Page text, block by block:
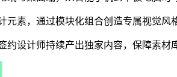
元素，通过模块化组合创造专属视觉风
约设计师持续产出独家内容，保障素材